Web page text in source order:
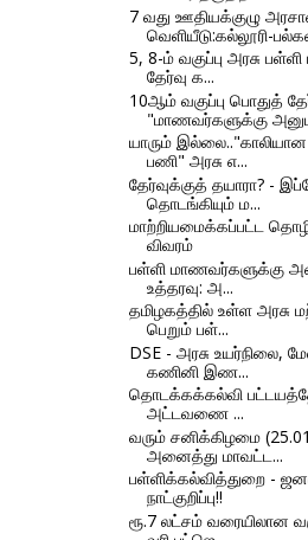
7 வது ஊதியக்குழு
வெளியீடு:கல்லூரி-
5, 8-ம் வகுப்பு அரசு
தேர்வு க...
10ஆம் வகுப்பு பொதுத்
"மாணவர்களுக்கு
யாரும் இல்லை.."காலியான
பணி" அரசு எ...
தேர்வுக்குத் தயாரா? -
தொடங்கியும் ம...
மாற்றியமைக்கப்பட்ட
விவரம்
பள்ளி மாணவர்களுக்கு
உத்தரவு: அ...
தமிழகத்தில் உள்ள அரசு
பெறும் பள்...
DSE - அரசு உயர்நிலை,
கணினி இண...
தொடக்கக்கல்வி
அட்டவணை ...
வரும் சனிக்கிழமை
அனைத்து மாவட்ட...
பள்ளிக்கல்வித்துறை -
நாட்குறிப்பு!!
ரூ.7 லட்சம் வரையிலான